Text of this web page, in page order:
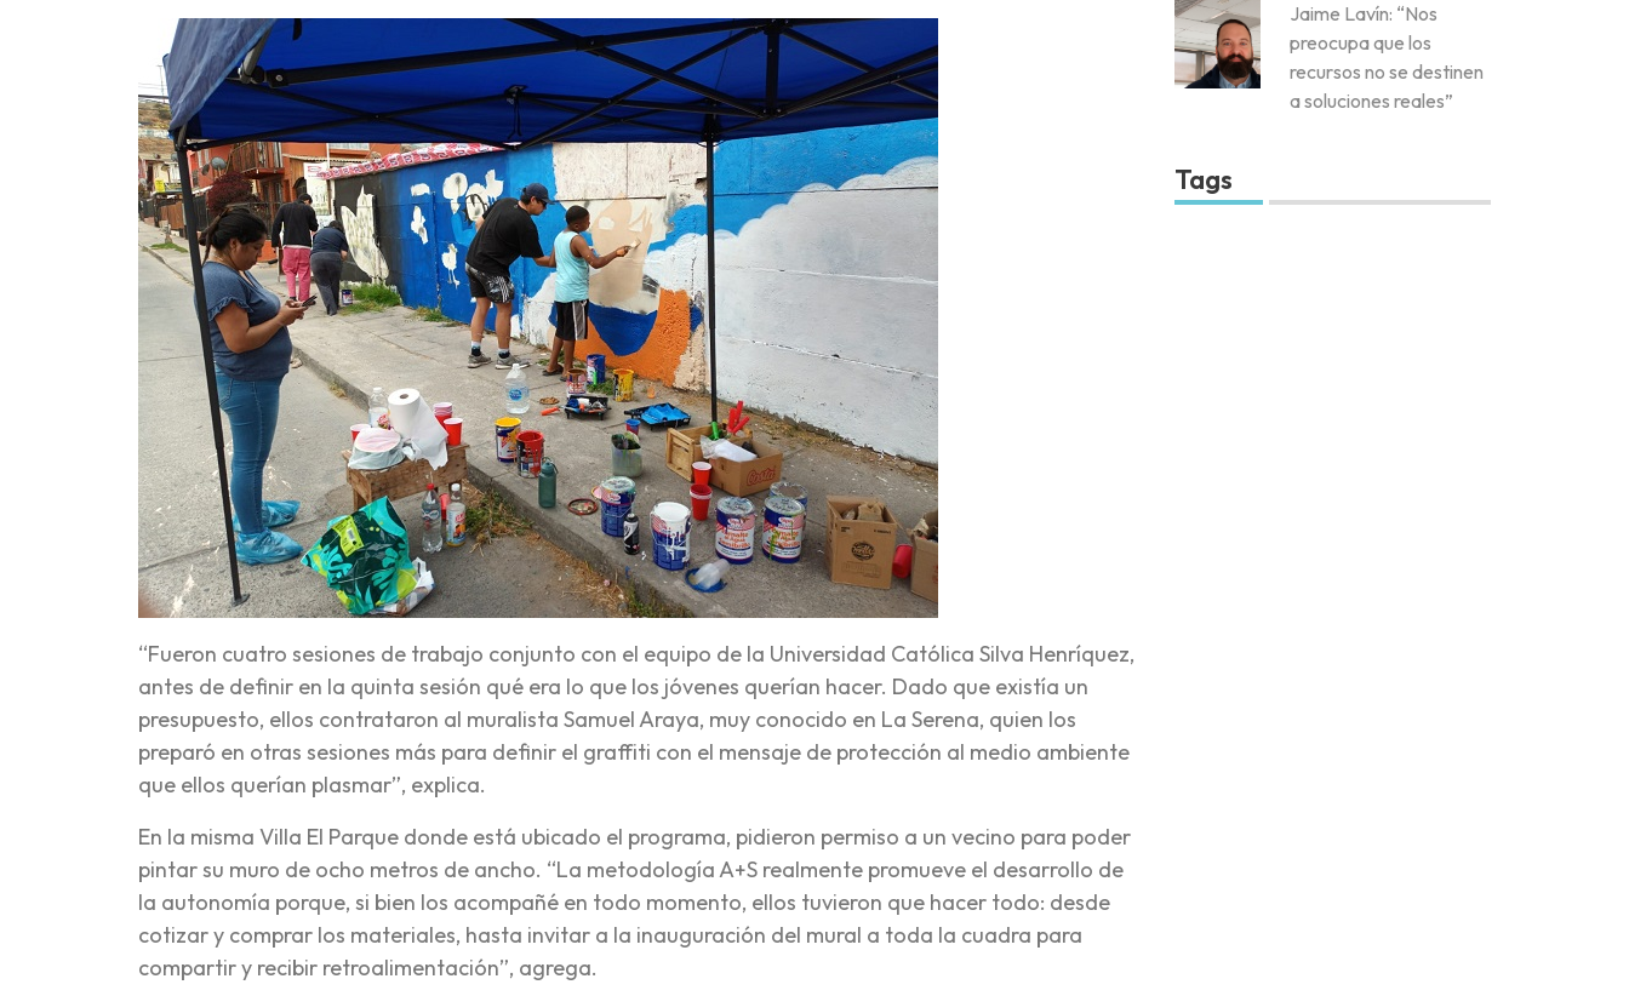
“Fueron cuatro sesiones de trabajo conjunto con el equipo de la Universidad Católica Silva Henríquez,
antes de definir en la quinta sesión qué era lo que los jóvenes querían hacer. Dado que existía un
presupuesto, ellos contrataron al muralista Samuel Araya, muy conocido en La Serena, quien los
preparó en otras sesiones más para definir el graffiti con el mensaje de protección al medio ambiente
que ellos querían plasmar”, explica.
En la misma Villa El Parque donde está ubicado el programa, pidieron permiso a un vecino para poder
pintar su muro de ocho metros de ancho. “La metodología A+S realmente promueve el desarrollo de
la autonomía porque, si bien los acompañé en todo momento, ellos tuvieron que hacer todo: desde
cotizar y comprar los materiales, hasta invitar a la inauguración del mural a toda la cuadra para
compartir y recibir retroalimentación”, agrega.
Jaime Lavín: “Nos
preocupa que los
recursos no se destinen
a soluciones reales”
Tags